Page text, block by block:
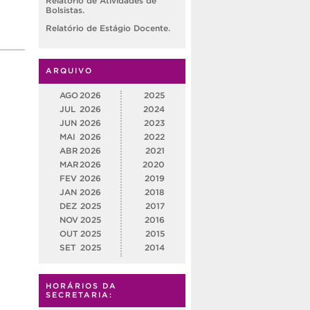
Bolsistas.
Relatório de Estágio Docente.
ARQUIVO
AGO 2026
JUL 2026
JUN 2026
MAI
2026
ABR 2026
MAR 2026
FEV 2026
JAN 2026
DEZ 2025
NOV 2025
OUT 2025
SET 2025
2025
2024
2023
2022
2021
2020
2019
2018
2017
2016
2015
2014
HORÁRIOS DA
SECRETARIA: